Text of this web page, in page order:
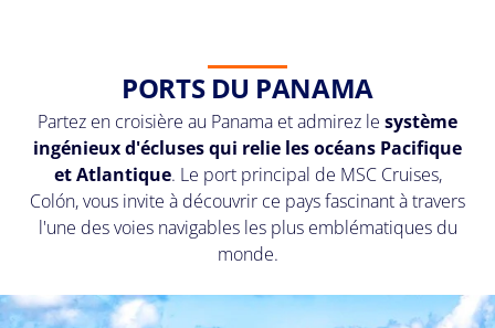
PORTS DU PANAMA
Partez en croisière au Panama et admirez le système
ingénieux d'écluses qui relie les océans Pacifique
et Atlantique. Le port principal de MSC Cruises,
Colón, vous invite à découvrir ce pays fascinant à travers
l'une des voies navigables les plus emblématiques du
monde.